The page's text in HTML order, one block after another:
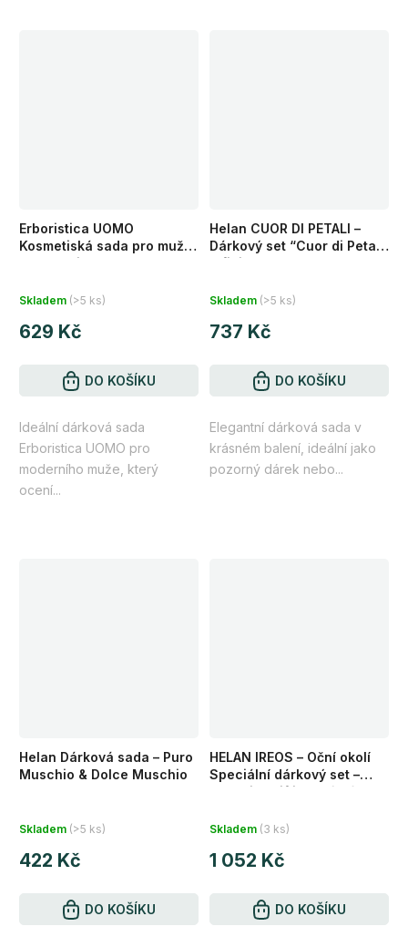
Erboristica UOMO
Kosmetiská sada pro muže
s kosmetickou taškou 3 ks
Skladem (>5 ks)
629 Kč
DO KOŠÍKU
Ideální dárková sada
Erboristica UOMO pro
moderního muže, který
ocení...
Helan CUOR DI PETALI –
Dárkový set “Cuor di Petali
Infinita”
Skladem (>5 ks)
737 Kč
DO KOŠÍKU
Elegantní dárková sada v
krásném balení, ideální jako
pozorný dárek nebo...
Helan Dárková sada – Puro
Muschio & Dolce Muschio
Skladem (>5 ks)
422 Kč
DO KOŠÍKU
HELAN IREOS – Oční okolí
Speciální dárkový set –
Intenzivní liftingová péče
Skladem (3 ks)
1 052 Kč
DO KOŠÍKU